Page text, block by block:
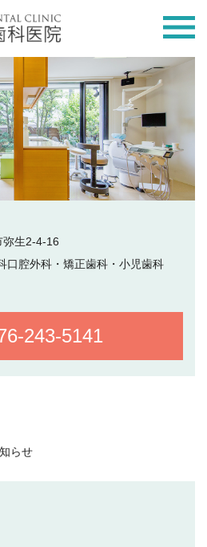
弥生2-4-16
口腔外科・矯正歯科・小児歯科
243-5141
らせ